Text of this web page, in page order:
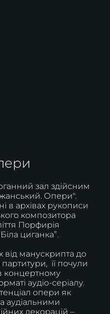
зал здійсним
Опери".
в архівах рукописи
композитора
Порфирія
циганка”.
манускрипта до
її почули
концертному
аудіо-серіалу.
опери як
аудіальними
декорацій –